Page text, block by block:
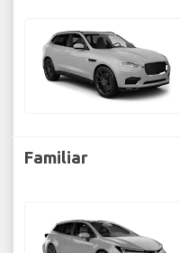
Familiar